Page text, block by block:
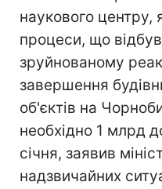
наукового центру,
процеси, що
зруйнованому
завершення
об'єктів на
необхідно 1 млрд
січня, заявив
надзвичайних